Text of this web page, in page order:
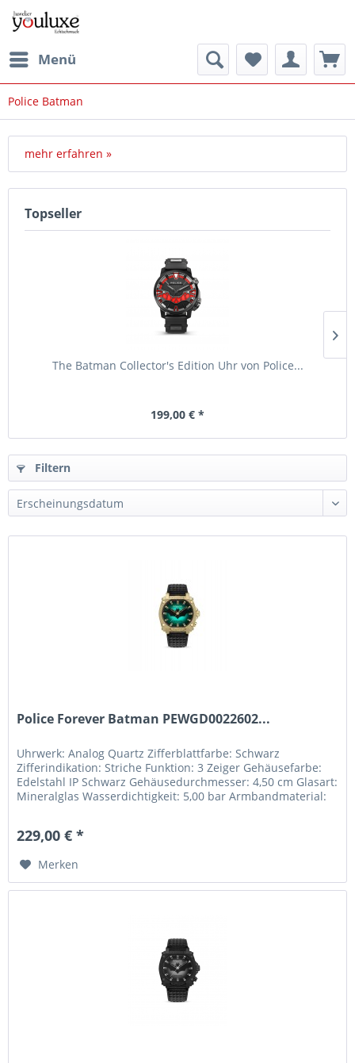
Menü
Police Batman
mehr erfahren »
Topseller
The Batman Collector's Edition Uhr von Police...
199,00 € *
Filtern
Police Forever Batman PEWGD0022602...
Uhrwerk: Analog Quartz Zifferblattfarbe: Schwarz
Zifferindikation: Striche Funktion: 3 Zeiger Gehäusefarbe:
Edelstahl IP Schwarz Gehäusedurchmesser: 4,50 cm Glasart:
Mineralglas Wasserdichtigkeit: 5,00 bar Armbandmaterial:
229,00 € *
Merken